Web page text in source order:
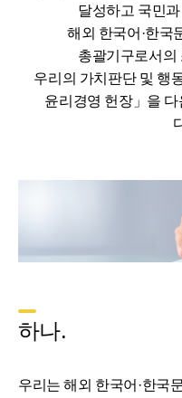
달성하고 국민
해외 한국어·한국
총괄기구로서의
우리의 가치판단 및 행
윤리경영 헌장」을
하나.
우리는 해외 한국어·한국